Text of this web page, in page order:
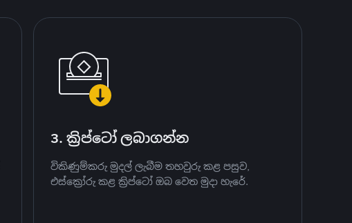
3. ක්‍රිප්ටෝ ලබාගන්න
විකිණුම්කරු මුදල් ලැබීම තහවුරු කළ පසුව,
එස්ක්‍රෝරු කළ ක්‍රිප්ටෝ ඔබ වෙත මුදා හැරේ.